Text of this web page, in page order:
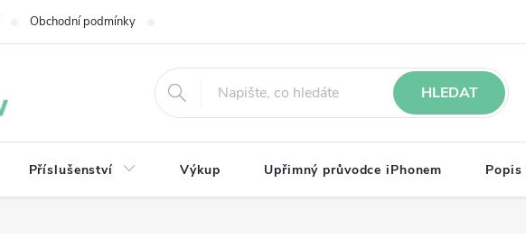
Obchodní podmínky
HLEDAT
Příslušenství Výkup Upřimný průvodce iPhonem